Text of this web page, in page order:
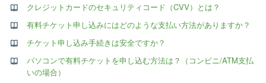
クレジットカードのセキュリティコード（CVV）とは？
有料チケット申し込みにはどのような支払い方法がありますか？
チケット申し込み手続きは安全ですか？
パソコンで有料チケットを申し込む方法は？（コンビニ/ATM支払
いの場合）